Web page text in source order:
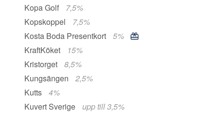
Kopa Golf
7,5%
Kopskoppel
7,5%
Kosta Boda Presentkort
5%
KraftKöket
15%
Kristorget
8,5%
Kungsängen
2,5%
Kutts
4%
Kuvert Sverige
upp till 3,5%